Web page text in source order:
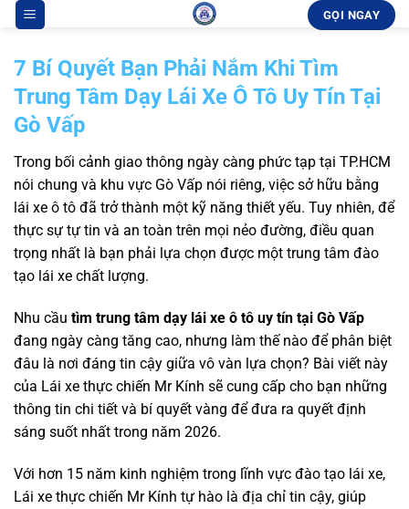
qua
nội
dung
GỌI NGAY
7 Bí Quyết Bạn Phải Nắm Khi Tìm
Trung Tâm Dạy Lái Xe Ô Tô Uy Tín Tại
Gò Vấp
Trong bối cảnh giao thông ngày càng phức tạp tại TP.HCM
nói chung và khu vực Gò Vấp nói riêng, việc sở hữu bằng
lái xe ô tô đã trở thành một kỹ năng thiết yếu. Tuy nhiên, để
thực sự tự tin và an toàn trên mọi nẻo đường, điều quan
trọng nhất là bạn phải lựa chọn được một trung tâm đào
tạo lái xe chất lượng.
Nhu cầu tìm trung tâm dạy lái xe ô tô uy tín tại Gò Vấp
đang ngày càng tăng cao, nhưng làm thế nào để phân biệt
đâu là nơi đáng tin cậy giữa vô vàn lựa chọn? Bài viết này
của Lái xe thực chiến Mr Kính sẽ cung cấp cho bạn những
thông tin chi tiết và bí quyết vàng để đưa ra quyết định
sáng suốt nhất trong năm 2026.
Với hơn 15 năm kinh nghiệm trong lĩnh vực đào tạo lái xe,
Lái xe thực chiến Mr Kính tự hào là địa chỉ tin cậy, giúp